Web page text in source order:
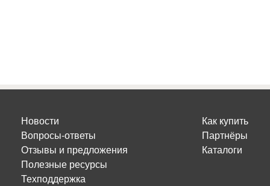
Новости
Вопросы-ответы
Отзывы и предложения
Полезные ресурсы
Техподдержка
Как купить
Партнёры
Каталоги